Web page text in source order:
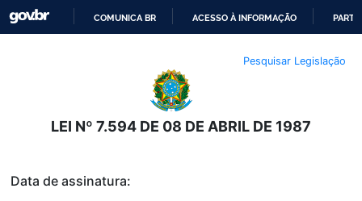
O
CONTEÚDO
COMUNICA BR ACESSO À INFORMAÇÃO
Pesquisar Legislação
LEI Nº 7.594 DE 08 DE ABRIL DE 1987
Data de assinatura: